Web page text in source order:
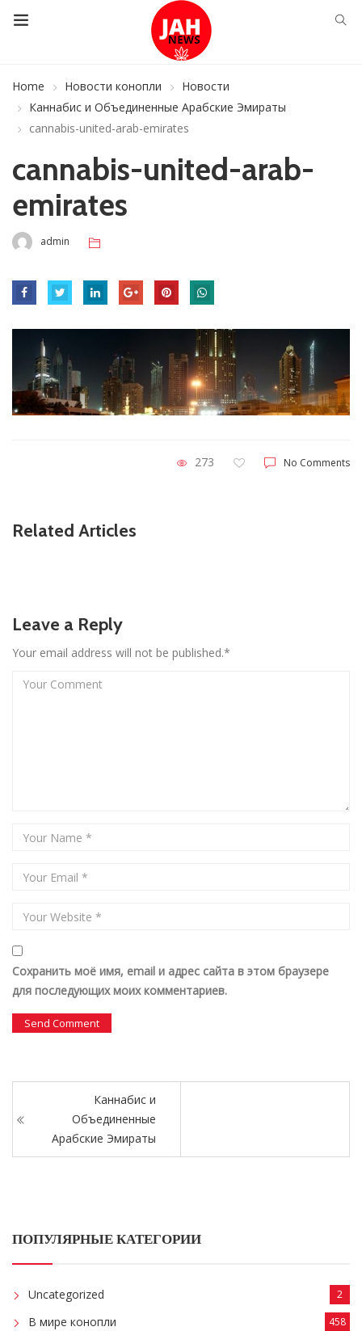
Home Новости конопли
Новости
Каннабис и Объединенные Арабские Эмираты
cannabis-united-arab-emirates
cannabis-united-arab-
emirates
admin
273 No Comments
Related Articles
Leave a Reply
Your email address will not be published.*
Сохранить моё имя, email и адрес сайта в этом браузере
для последующих моих комментариев.
Каннабис и
Объединенные
Арабские Эмираты
ПОПУЛЯРНЫЕ КАТЕГОРИИ
Uncategorized 2
В мире конопли 458